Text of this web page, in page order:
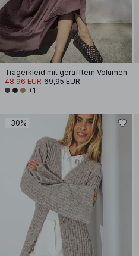
Trägerkleid mit gerafftem Volumen
48,96 EUR 69,95 EUR
+1
-30%